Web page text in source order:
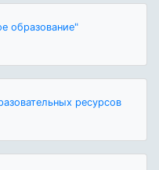
образование"
ресурсов